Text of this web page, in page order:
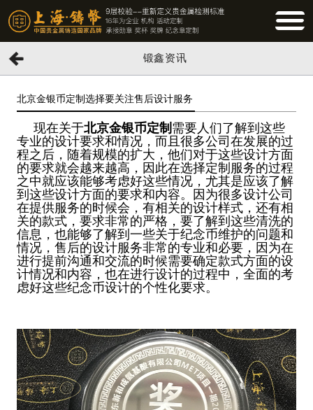
锻鑫资讯
北京金银币定制选择要关注售后设计服务
现在关于北京金银币定制 需要人们了解到这些
专业的设计要求和情况，而且很多公司在发展的过
程之后，随着规模的扩大，他们对于这些设计方面
的要求就会越来越高，因此在选择定制服务的过程
之中就应该能够考虑好这些情况，尤其是应该了解
到这些设计方面的要求和内容。因为很多设计公司
在提供服务的时候会，有相关的设计样式，还有相
关的款式，要求非常的严格，要了解到这些清洗的
信息，也能够了解到一些关于纪念币维护的问题和
情况，售后的设计服务非常的专业和必要，因为在
进行提前沟通和交流的时候需要确定款式方面的设
计情况和内容，也在进行设计的过程中，全面的考
虑好这些纪念币设计的个性化要求。